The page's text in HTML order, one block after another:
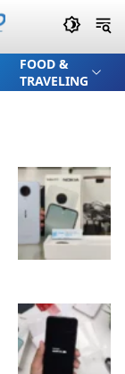
FOOD &
TRAVELING